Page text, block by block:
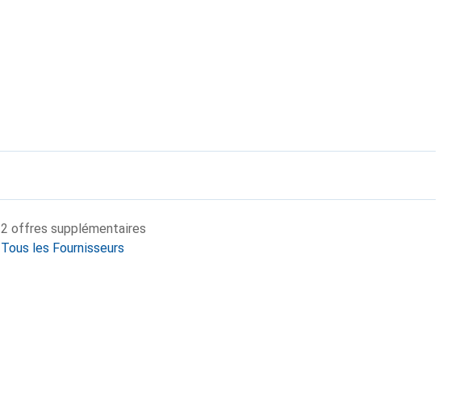
2 offres supplémentaires
Tous les Fournisseurs